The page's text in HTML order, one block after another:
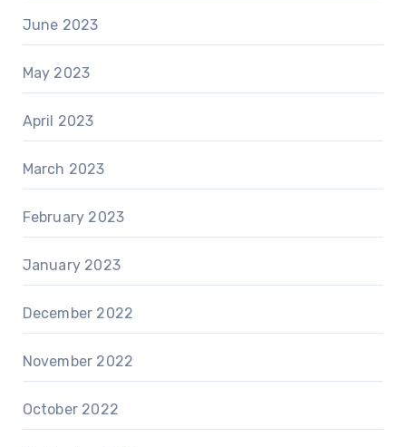
June 2023
May 2023
April 2023
March 2023
February 2023
January 2023
December 2022
November 2022
October 2022